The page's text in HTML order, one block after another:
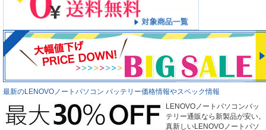
最新のLENOVOノートパソコン バッテリー価格情報やスペック情報
LENOVOノートパソコンバッ
テリー通販なら新製品が安い。
真新しいLENOVOノートパソ